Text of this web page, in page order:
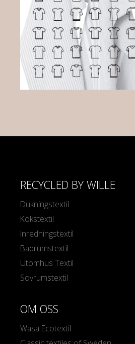
RECYCLED BY WILLE
Dukningstextil
Kökstextil
Inredningstextil
Badrumstextil
Utomhus Textil
Sovrumstextil
OM OSS
Wasa Ecotextil